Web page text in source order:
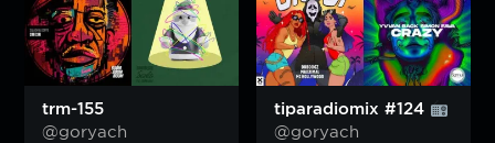
trm-155
@goryach
tiparadiomix #124
@goryach